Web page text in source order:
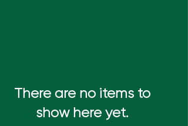
There are no items to
show here yet.